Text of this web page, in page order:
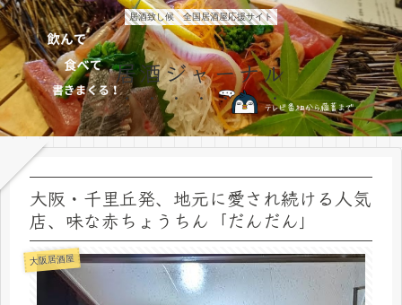
居酒致し候 全国居酒屋応援サイト
居酒ジャーナル
大阪・千里丘発、地元に愛され続ける人気
店、味な赤ちょうちん「だんだん」
大阪居酒屋